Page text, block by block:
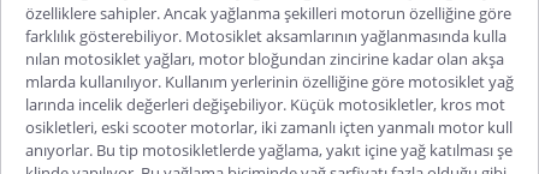
özelliklere sahipler. Ancak yağlanma şekilleri motorun özelliğine göre
farklılık gösterebiliyor. Motosiklet aksamlarının yağlanmasında kulla
nılan motosiklet yağları, motor bloğundan zincirine kadar olan akşa
mlarda kullanılıyor. Kullanım yerlerinin özelliğine göre motosiklet yağ
larında incelik değerleri değişebiliyor. Küçük motosikletler, kros mot
osikletleri, eski scooter motorlar, iki zamanlı içten yanmalı motor kull
anıyorlar. Bu tip motosikletlerde yağlama, yakıt içine yağ katılması şe